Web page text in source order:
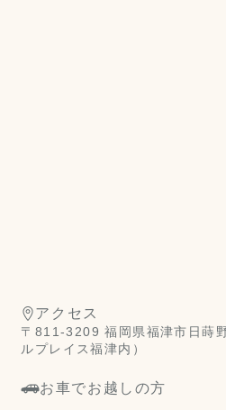
アクセス
〒811-3209 福岡県福津市日蒔
ルプレイス福津内）
お車でお越しの方